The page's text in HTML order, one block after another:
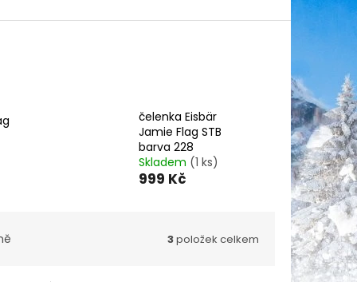
čelenka Eisbär
Jamie Flag STB
barva 228
Skladem (1 ks)
999 Kč
3položek celkem